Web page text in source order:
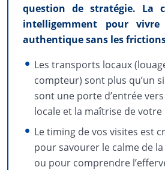
question de stratégie. La
intelligemment pour vivre
authentique sans les
Les transports locaux
compteur) sont plus qu’un
sont une porte d’entrée vers
locale et la maîtrise de votre
Le timing de vos visites est
pour savourer le calme de
ou pour comprendre